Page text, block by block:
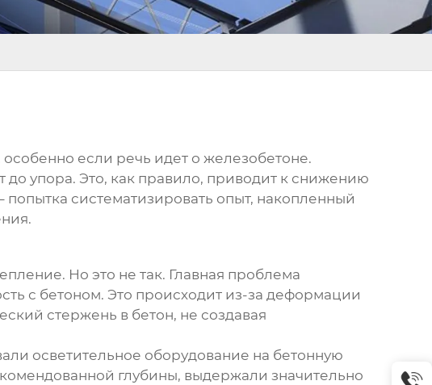
если речь идет о железобетоне.
упора. Это, как правило, приводит к снижению
систематизировать опыт, накопленный
Но это не так. Главная проблема
с бетоном. Это происходит из-за деформации
стержень в бетон, не создавая
осветительное оборудование на бетонную
глубины, выдержали значительно